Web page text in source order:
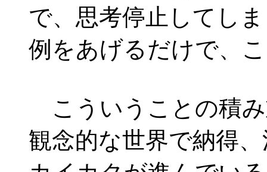
で、思考停止してし
例をあげるだけで、
こういうことの積
観念的な世界で納得